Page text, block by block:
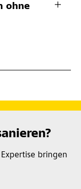
ohne
bringen